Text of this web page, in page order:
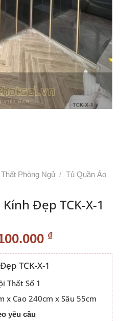
Thất Phòng Ngủ / Tủ Quần Áo
Đẹp TCK-X-1
₫.
₫Giá
hiện
TCK-X-1
Thất Số 1
x Cao 240cm x Sâu 55cm
yêu cầu